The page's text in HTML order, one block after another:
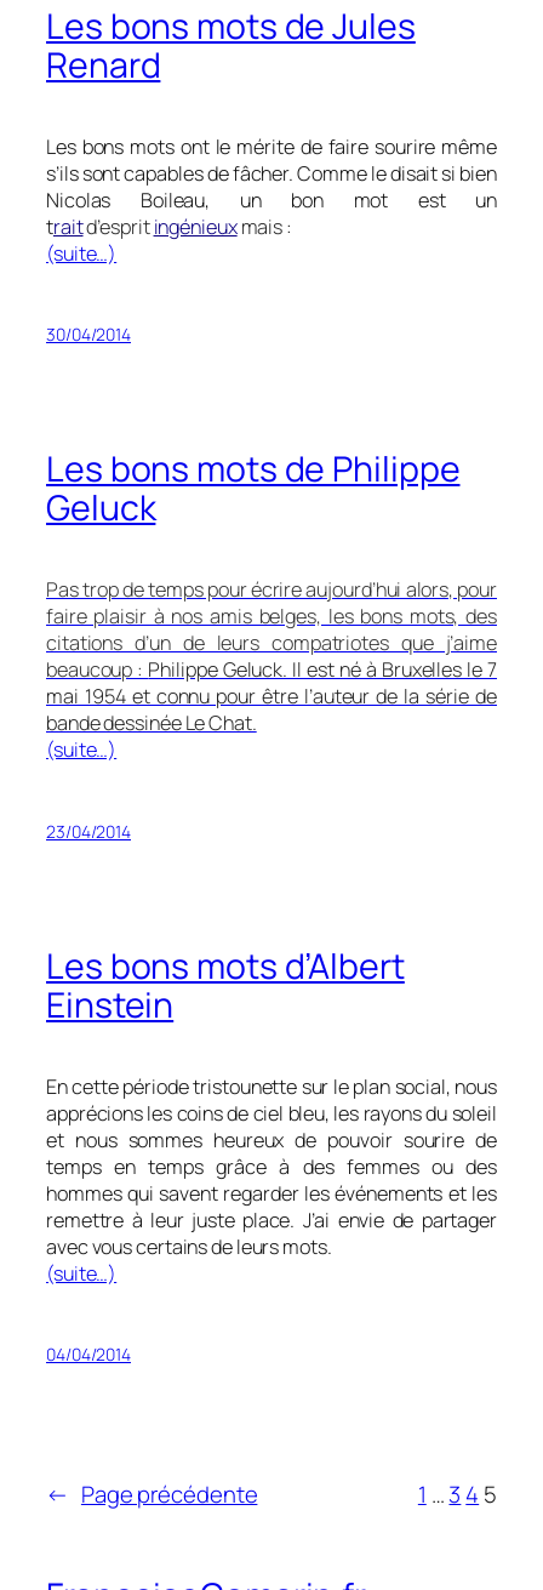
Les bons mots de Jules
Renard
Les bons mots ont le mérite de faire sourire même
s’ils sont capables de fâcher. Comme le disait si bien
Nicolas Boileau, un bon mot est un
traitd’espritingénieuxmais :
(suite…)
30/04/2014
Les bons mots de Philippe
Geluck
Pas trop de temps pour écrire aujourd’hui alors, pour
faire plaisir à nos amis belges, les bons mots, des
citations d’un de leurs compatriotes que j’aime
beaucoup : Philippe Geluck. Il est né à Bruxelles le 7
mai 1954 et connu pour être l’auteur de la série de
bande dessinée Le Chat.
(suite…)
23/04/2014
Les bons mots d’Albert
Einstein
En cette période tristounette sur le plan social, nous
apprécions les coins de ciel bleu, les rayons du soleil
et nous sommes heureux de pouvoir sourire de
temps en temps grâce à des femmes ou des
hommes qui savent regarder les événements et les
remettre à leur juste place. J’ai envie de partager
avec vous certains de leurs mots.
(suite…)
04/04/2014
← Page précédente 1 …3 4 5